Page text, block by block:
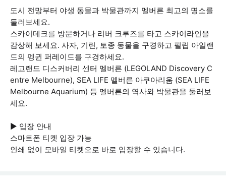
도시 전망부터 야생 동물과 박물관까지 멜버른 최고의 명소를
둘러보세요.
스카이데크를 방문하거나 리버 크루즈를 타고 스카이라인을
감상해 보세요. 사자, 기린, 토종 동물을 구경하고 필립 아일랜
드의 펭귄 퍼레이드를 구경하세요.
레고랜드 디스커버리 센터 멜버른 (LEGOLAND Discovery C
entre Melbourne), SEA LIFE 멜버른 아쿠아리움 (SEA LIFE
Melbourne Aquarium) 등 멜버른의 역사와 박물관을 둘러보
세요.
▶ 입장 안내
스마트폰 티켓 입장 가능
인쇄 없이 모바일 티켓으로 바로 입장할 수 있습니다.